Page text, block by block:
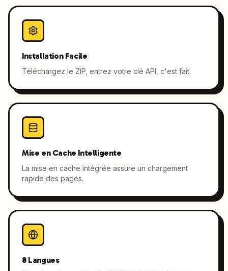
Installation Facile
Téléchargez le ZIP, entrez votre clé API, c'est fait.
Mise en Cache Intelligente
La mise en cache intégrée assure un chargement
rapide des pages.
8 Langues